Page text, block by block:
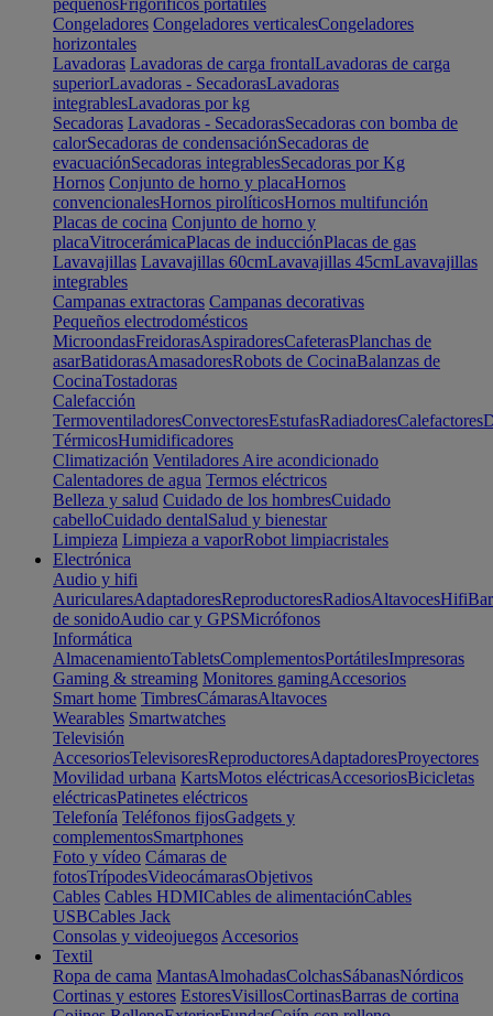
pequeñosFrigoríficos portátiles
Congeladores Congeladores verticalesCongeladores
horizontales
Lavadoras Lavadoras de carga frontalLavadoras de carga
superiorLavadoras - SecadorasLavadoras
integrablesLavadoras por kg
Secadoras Lavadoras - SecadorasSecadoras con bomba de
calorSecadoras de condensaciónSecadoras de
evacuaciónSecadoras integrablesSecadoras por Kg
Hornos Conjunto de horno y placaHornos
convencionalesHornos pirolíticosHornos multifunción
Placas de cocina Conjunto de horno y
placaVitrocerámicaPlacas de inducciónPlacas de gas
Lavavajillas Lavavajillas 60cmLavavajillas 45cmLavavajillas
integrables
Campanas extractoras Campanas decorativas
Pequeños electrodomésticos
MicroondasFreidorasAspiradoresCafeterasPlanchas de
asarBatidorasAmasadoresRobots de CocinaBalanzas de
CocinaTostadoras
Calefacción
TermoventiladoresConvectoresEstufasRadiadoresCalefactores
TérmicosHumidificadores
Climatización Ventiladores Aire acondicionado
Calentadores de agua Termos eléctricos
Belleza y salud Cuidado de los hombresCuidado
cabelloCuidado dentalSalud y bienestar
Limpieza Limpieza a vaporRobot limpiacristales
Electrónica
Audio y hifi
AuricularesAdaptadoresReproductoresRadiosAltavocesHifi
de sonidoAudio car y GPSMicrófonos
Informática
AlmacenamientoTabletsComplementosPortátilesImpresoras
Gaming & streaming Monitores gamingAccesorios
Smart home TimbresCámarasAltavoces
Wearables Smartwatches
Televisión
AccesoriosTelevisoresReproductoresAdaptadoresProyectores
Movilidad urbana KartsMotos eléctricasAccesoriosBicicletas
eléctricasPatinetes eléctricos
Telefonía Teléfonos fijosGadgets y
complementosSmartphones
Foto y vídeo Cámaras de
fotosTrípodesVideocámarasObjetivos
Cables Cables HDMICables de alimentaciónCables
USBCables Jack
Consolas y videojuegos Accesorios
Textil
Ropa de cama MantasAlmohadasColchasSábanasNórdicos
Cortinas y estores EstoresVisillosCortinasBarras de cortina